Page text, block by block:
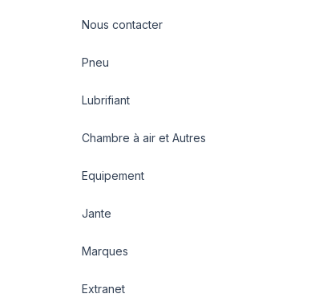
Nous contacter
Pneu
Lubrifiant
Chambre à air et Autres
Equipement
Jante
Marques
Extranet